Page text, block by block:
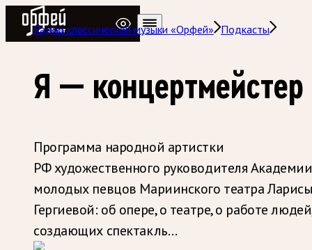
Радио Орфей
Радио классической музыки «Орфей» Подкасты
Я — концертмейстер
Программа народной артистки
РФ художественного руководителя Академии
молодых певцов Мариинского театра
Гергиевой: об опере, о театре, о работе
создающих спектакль…